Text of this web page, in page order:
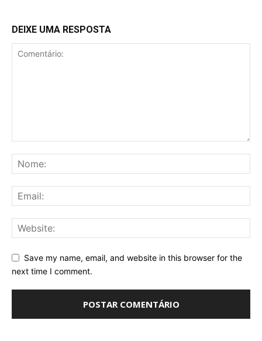
DEIXE UMA RESPOSTA
Save my name, email, and website in this browser for the
next time I comment.